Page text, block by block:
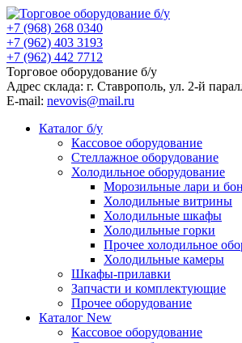
+7 (968) 268 0340
+7 (962) 403 3193
+7 (962) 442 7712
Торговое оборудование б/у
Адрес склада: г. Ставрополь, ул. 2-й
E-mail: nevovis@mail.ru
Каталог б/у
Кассовое оборудование
Стеллажное оборудование
Холодильное оборудование
Морозильные лари и
Холодильные витрины
Холодильные шкафы
Холодильные горки
Прочее холодильное
Холодильные камеры
Шкафы-прилавки
Запчасти и комплектующие
Прочее оборудование
Каталог New
Кассовое оборудование